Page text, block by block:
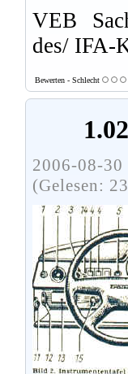
VEB
des/ IFA-
Bewerten - Schlecht
2006-08-
(Gelesen: